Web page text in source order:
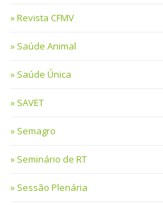
Revista CFMV
Saúde Animal
Saúde Única
SAVET
Semagro
Seminário de RT
Sessão Plenária